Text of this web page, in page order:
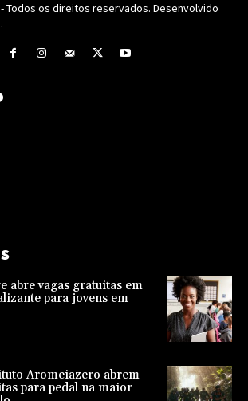
Todos os direitos reservados. Desenvolvido
abre vagas gratuitas em
para jovens em
Aromeiazero abrem
para pedal na maior